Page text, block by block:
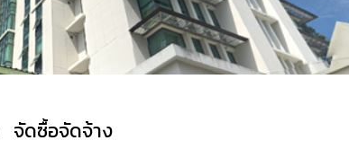
จัดซื้อจัดจ้าง